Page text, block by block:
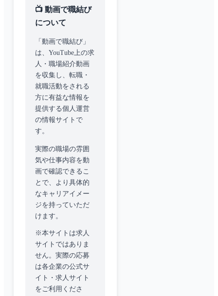
📺 動画で職結び
について
「動画で職結び」
は、YouTube上の求
人・職場紹介動画
を収集し、転職・
就職活動をされる
方に有益な情報を
提供する個人運営
の情報サイトで
す。
実際の職場の雰囲
気や仕事内容を動
画で確認できるこ
とで、より具体的
なキャリアイメー
ジを持っていただ
けます。
※本サイトは求人
サイトではありま
せん。実際の応募
は各企業の公式サ
イト・求人サイト
をご利用くださ